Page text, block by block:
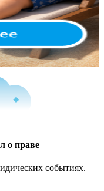
о праве
событиях.